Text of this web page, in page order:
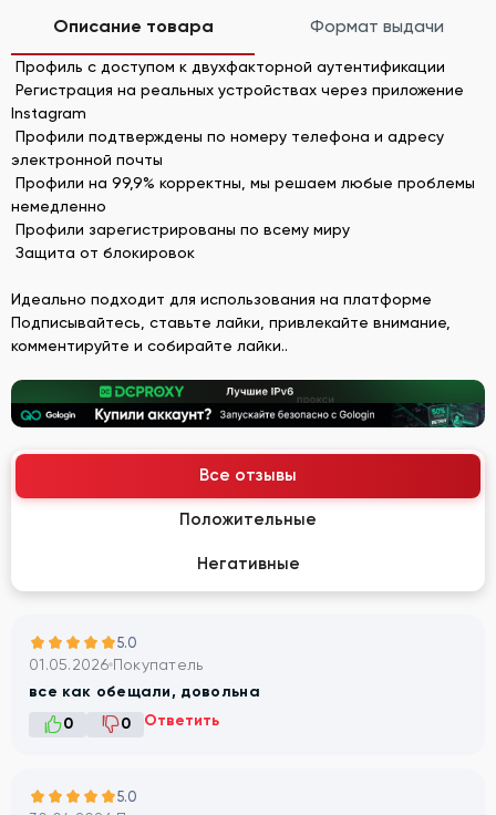
Описание товара Формат выдачи
Профиль с доступом к двухфакторной аутентификации
Регистрация на реальных устройствах через приложение
Instagram
Профили подтверждены по номеру телефона и адресу
электронной почты
Профили на 99,9% корректны, мы решаем любые проблемы
немедленно
Профили зарегистрированы по всему миру
Защита от блокировок
Идеально подходит для использования на платформе
Подписывайтесь, ставьте лайки, привлекайте внимание,
комментируйте и собирайте лайки..
Все отзывы
Положительные
Негативные
5.0
01.05.2026 Покупатель
все как обещали, довольна
0
0 Ответить
5.0